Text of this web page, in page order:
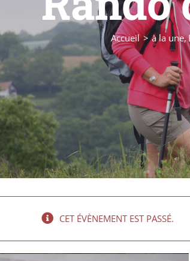
Accueil à la une
CET ÉVÈNEMENT EST PASSÉ.